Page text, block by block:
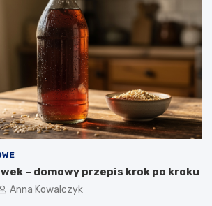
– domowy przepis krok po kroku
Anna Kowalczyk